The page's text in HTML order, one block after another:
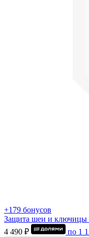
+179 бонусов
Защита шеи и ключицы
4 490 ₽
по 1